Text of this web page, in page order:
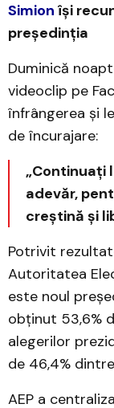
Simion își
președinția
Duminică
videoclip pe
înfrângerea și
de încurajare:
„Continuați
adevăr,
creștină și
Potrivit
Autoritatea
este noul
obținut 53,6%
alegerilor
de 46,4%
AEP a